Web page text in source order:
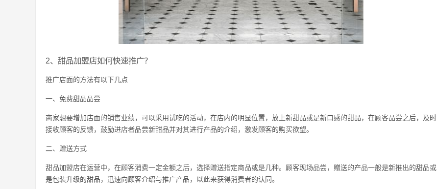
2、甜品加盟店如何快速推广？
推广店面的方法有以下几点
一、免费甜品品尝
商家想要增加店面的销售业绩，可以采用试吃的活动，在店内的明显位置，放上新甜品或是新口感的甜品，在顾客品尝之后，及时
接收顾客的反馈，鼓励进店者品尝新甜品并对其进行产品的介绍，激发顾客的购买欲望。
二、赠送方式
甜品加盟店在运营中，在顾客消费一定金额之后，选择赠送指定商品或是几种。顾客现场品尝，赠送的产品一般是新推出的甜品或
是包装升级的甜品，迅速向顾客介绍与推广产品，以此来获得消费者的认同。